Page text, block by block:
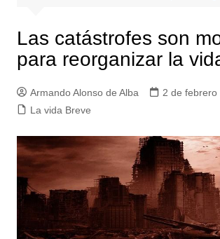
Las catástrofes son
para reorganizar la
Armando Alonso de Alba 2 de febrero
La vida Breve